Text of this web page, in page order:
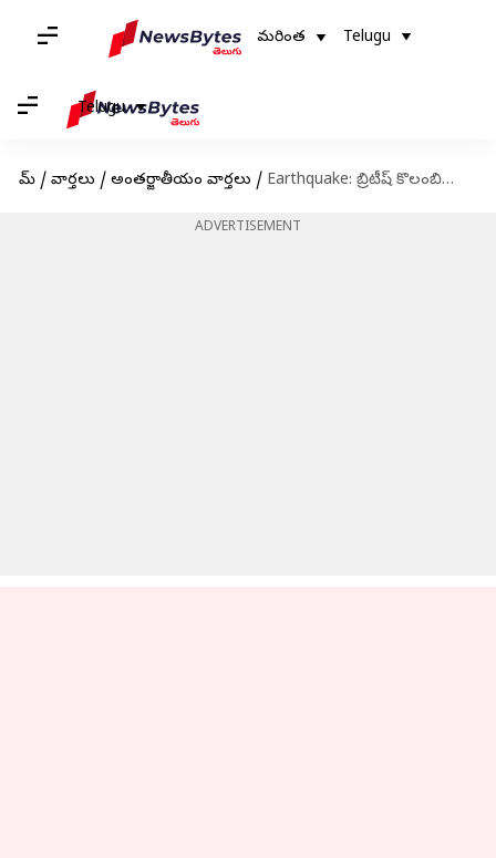
మరింత Telugu
Telugu
హోమ్ / వార్తలు / అంతర్జాతీయం వార్తలు / Earthquake: బ్రిటీష్ కొలంబియా తీరంలో భూకంపం.. తీవ్రత 6.5గా నమోదు
ADVERTISEMENT